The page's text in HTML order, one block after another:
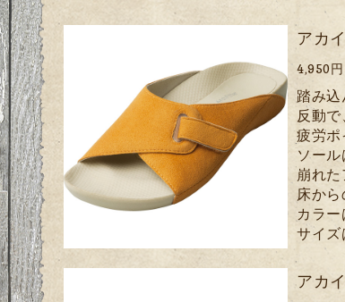
アカ
4,950円
踏み
反動
疲労ポ
ソー
崩れた
床から
カラー
サイズ
アカ